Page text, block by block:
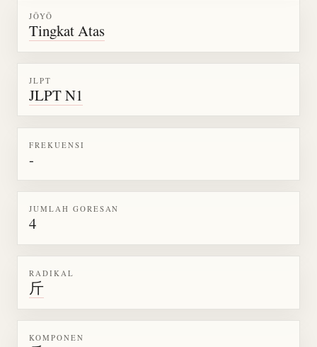
JŌYŌ
Tingkat Atas
JLPT
JLPT N1
FREKUENSI
-
JUMLAH GORESAN
4
RADIKAL
斤
KOMPONEN